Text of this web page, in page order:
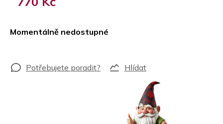
Momentálně nedostupné
Hlídat